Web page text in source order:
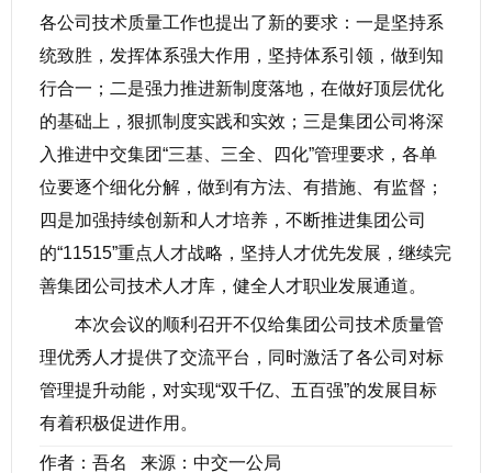
各公司技术质量工作也提出了新的要求：一是坚持系
统致胜，发挥体系强大作用，坚持体系引领，做到知
行合一；二是强力推进新制度落地，在做好顶层优化
的基础上，狠抓制度实践和实效；三是集团公司将深
入推进中交集团“三基、三全、四化”管理要求，各单
位要逐个细化分解，做到有方法、有措施、有监督；
四是加强持续创新和人才培养，不断推进集团公司
的“11515”重点人才战略，坚持人才优先发展，继续完
善集团公司技术人才库，健全人才职业发展通道。
本次会议的顺利召开不仅给集团公司技术质量管
理优秀人才提供了交流平台，同时激活了各公司对标
管理提升动能，对实现“双千亿、五百强”的发展目标
有着积极促进作用。
作者：吾名 来源：中交一公局